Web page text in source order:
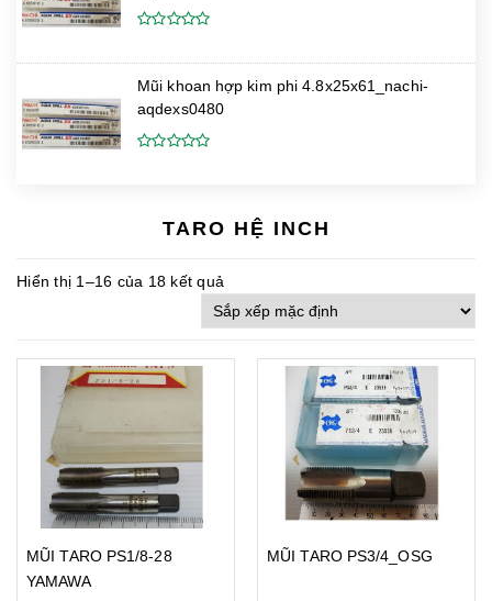
Mũi khoan hợp kim phi 4.8x25x61_nachi-
aqdexs0480
TARO HỆ INCH
Hiển thị 1–16 của 18 kết quả
MŨI TARO PS1/8-28
YAMAWA
MŨI TARO PS3/4_OSG